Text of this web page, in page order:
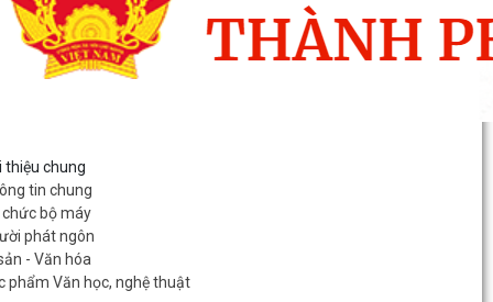
thiệu chung
tin chung
bộ máy
phát ngôn
- Văn hóa
phẩm Văn học, nghệ thuật